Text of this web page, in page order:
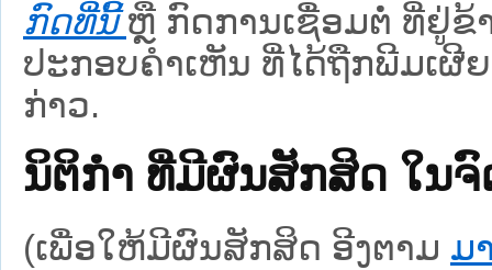
ກົດທີ່ນີ້ ຫຼື ກົດການເຊື່ອມຕໍ່ ທີ່ຢູ່ຂ້
ປະກອບຄຳເຫັນ ທີ່ໄດ້ຖືກພີມເຜີ
ກ່າວ.
ນິຕິກໍາ ທີ່ມີຜົນສັກສິດ ໃນ
(ເພື່ອໃຫ້ມີຜົນສັກສິດ ອີງຕາມ ມ